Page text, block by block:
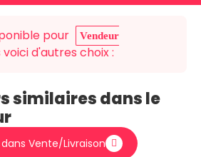
pour
Vendeur
voici d'autres choix :
similaires dans le
Vente/Livraison